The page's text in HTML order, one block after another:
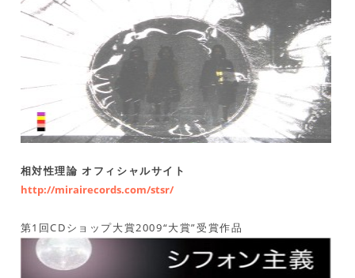
相対性理論 オフィシャルサイト
http://mirairecords.com/stsr/
第1回CDショップ大賞2009“大賞”受賞作品